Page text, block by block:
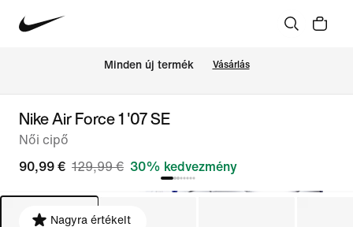
Minden új termék Vásárlás
Nike Air Force 1 '07 SE
Női cipő
90,99 € 129,99 € 30% kedvezmény
Nagyra értékelt